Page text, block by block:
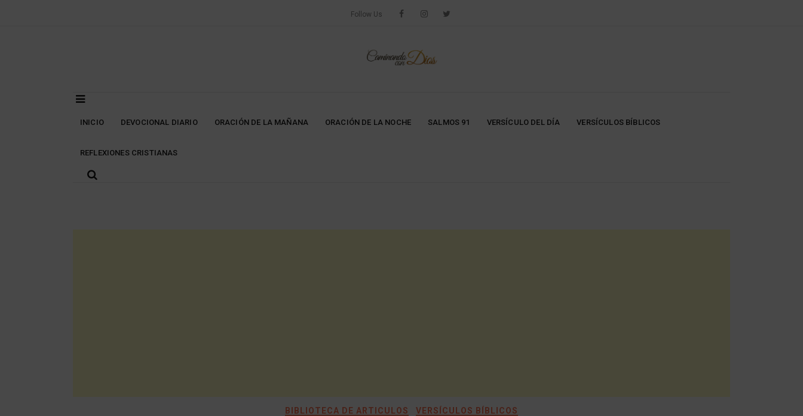
Follow Us
INICIO DEVOCIONAL DIARIO ORACIÓN DE LA MAÑANA ORACIÓN DE LA NOCHE SALMOS 91 VERSÍCULO DEL DÍA VERSÍCULOS BÍBLICOS
REFLEXIONES CRISTIANAS
BIBLIOTECA DE ARTICULOS VERSÍCULOS BÍBLICOS